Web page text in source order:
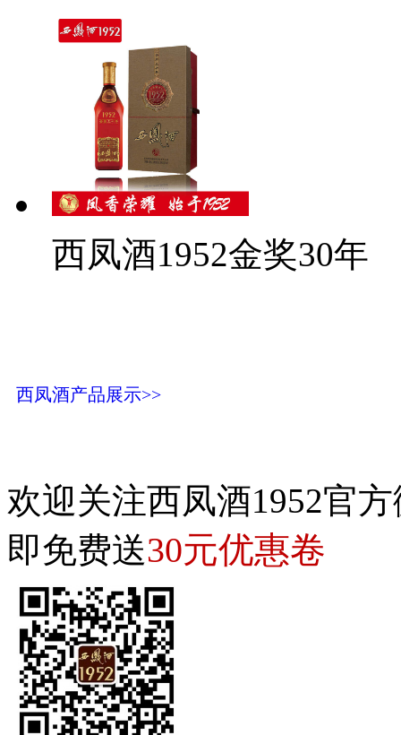
西凤酒1952金奖30年
西凤酒产品展示>>
欢迎关注西凤酒1952官
即免费送30元优惠卷